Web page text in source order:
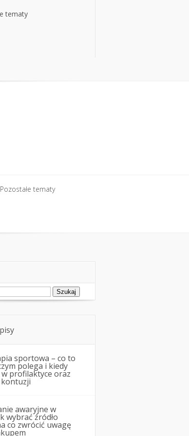
tematy
Pozostałe tematy
sportowa – co to
polega i kiedy
profilaktyce oraz
awaryjne w
wybrać źródło
co zwrócić uwagę